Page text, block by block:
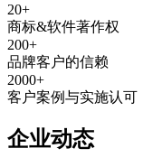
20+
商标&软件著作权
200+
品牌客户的信赖
2000+
客户案例与实施认可
企业动态